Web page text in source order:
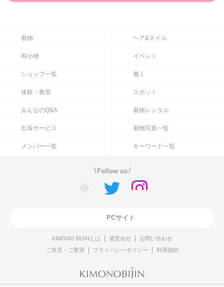
着物 ヘア&ネイル
和小物 イベント
ショップ一覧 働く
体験・教室 スポット
みんなのQ&A 着物レンタル
出張サービス 着物写真一覧
メンバー一覧 キーワード一覧
\ Follow us/
PCサイト
KIMONO BIJINとは 運営会社
お問い合わせ
ご意見・ご要望
プライバシーポリシー 利用規約